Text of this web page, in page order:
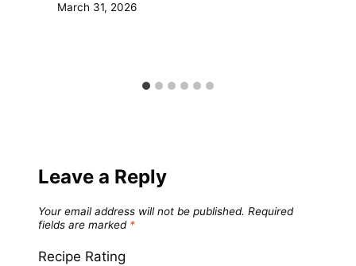
March 31, 2026
Leave a Reply
Your email address will not be published. Required
fields are marked *
Recipe Rating